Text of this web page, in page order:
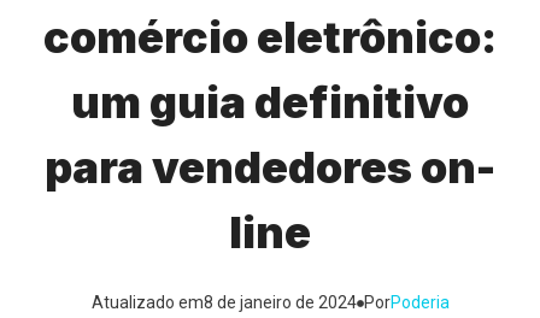
comércio eletrônico:
um guia definitivo
para vendedores on-
line
Atualizado em8 de janeiro de 2024 PorPoderia